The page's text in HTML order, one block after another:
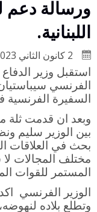
ورسالة دعم
اللبنانية.
استقبل وزير
الفرنسي
السفيرة الفرنسية
وبعد ان قدمت ثلة
بين الوزير سليم
بحث في العلاقات
مختلف المجالات
المستمر للقوات
الوزير الفرنسي
وتطلع بلاده